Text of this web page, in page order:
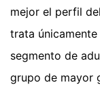
mejor el perfil
trata
segmento de
grupo de mayor